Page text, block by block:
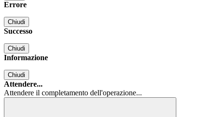
Errore
Chiudi
Successo
Chiudi
Informazione
Chiudi
Attendere...
Attendere il completamento dell'operazione...